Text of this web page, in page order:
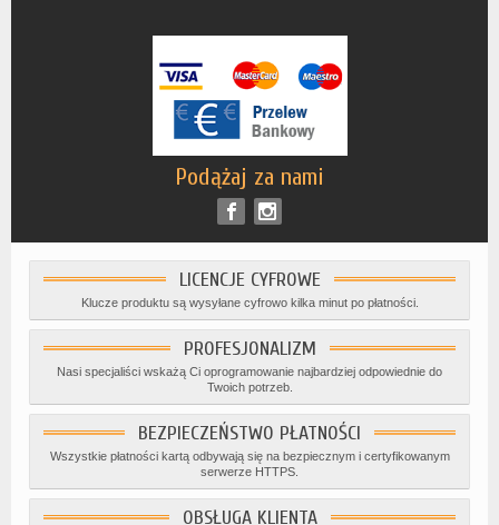
Podążaj za nami
LICENCJE CYFROWE
Klucze produktu są wysyłane cyfrowo kilka minut po płatności.
PROFESJONALIZM
Nasi specjaliści wskażą Ci oprogramowanie najbardziej odpowiednie do
Twoich potrzeb.
BEZPIECZEŃSTWO PŁATNOŚCI
Wszystkie płatności kartą odbywają się na bezpiecznym i certyfikowanym
serwerze HTTPS.
OBSŁUGA KLIENTA